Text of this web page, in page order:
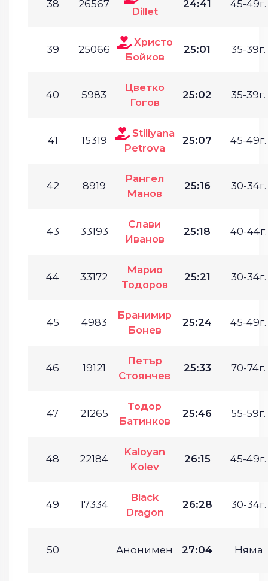
38 26567
Dillet
24:41 45-49г.
39 25066
Христо
Бойков
25:01 35-39г.
40 5983
Цветко
Гогов
25:02 35-39г.
41 15319
Stiliyana
Petrova
25:07 45-49г.
42 8919
Рангел
Манов
25:16 30-34г.
43 33193
Слави
Иванов
25:18 40-44г.
44 33172
Марио
Тодоров
25:21 30-34г.
45 4983
Бранимир
Бонев
25:24 45-49г.
46 19121
Петър
Стоянчев
25:33 70-74г.
47 21265
Тодор
Батинков
25:46 55-59г.
48 22184
Kaloyan
Kolev
26:15 45-49г.
49 17334
Black
Dragon
26:28 30-34г.
50 Анонимен 27:04 Няма